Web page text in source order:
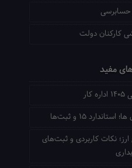
کارکنان دولت
مفید
۱۵ و ثبت‌ها
ارز؛ نکات کاربردی و ثبت‌های